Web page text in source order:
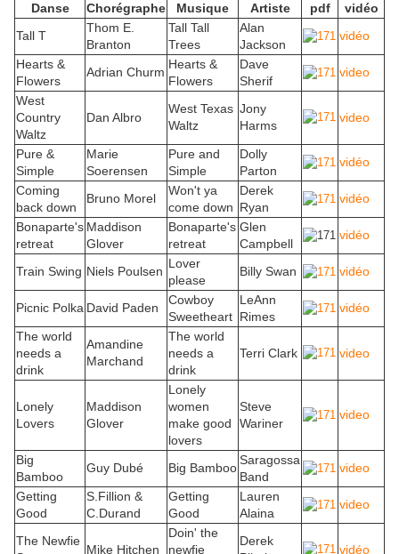
Danse
Chorégraphe Musique Artiste pdf
vidéo
Tall T
Thom E.
Branton
Tall Tall
Trees
Alan
Jackson
vidéo
Hearts &
Flowers
Adrian Churm
Hearts &
Flowers
Dave
Sherif
video
West
Country
Waltz
Dan Albro
West Texas
Waltz
Jony
Harms
video
Pure &
Simple
Marie
Soerensen
Pure and
Simple
Dolly
Parton
vidéo
Coming
back down
Bruno Morel
Won't ya
come down
Derek
Ryan
vidéo
Bonaparte's
retreat
Maddison
Glover
Bonaparte's
retreat
Glen
Campbell
vidéo
Train Swing Niels Poulsen
Lover
please
Billy Swan vidéo
Picnic Polka David Paden
Cowboy
Sweetheart
LeAnn
Rimes
vidéo
The world
needs a
drink
Amandine
Marchand
The world
needs a
drink
Terri Clark video
Lonely
Lovers
Maddison
Glover
Lonely
women
make good
lovers
Steve
Wariner
video
Big
Bamboo
Guy Dubé Big Bamboo
Saragossa
Band
video
Getting
Good
S.Fillion &
C.Durand
Getting
Good
Lauren
Alaina
video
The Newfie
Mike Hitchen
Doin' the
newfie
Derek
vidéo